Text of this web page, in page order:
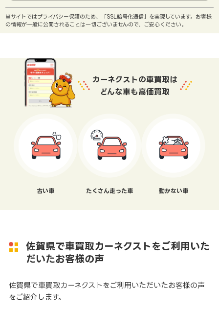
当サイトではプライバシー保護のため、「SSL暗号化通信」を実現しています。お客様
の情報が一般に公開されることは一切ございませんので、ご安心ください。
カーネクストの車買取は
どんな車も高価買取
古い車 たくさん走った車 動かない車
佐賀県で車買取カーネクストをご利用いた
だいたお客様の声
佐賀県で車買取カーネクストをご利用いただいたお客様の声
をご紹介します。